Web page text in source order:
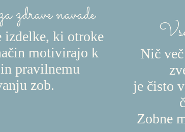
zdrave navade
izdelke, ki otroke
motivirajo k
pravilnemu
zob.
Nič
je čisto
Zobne